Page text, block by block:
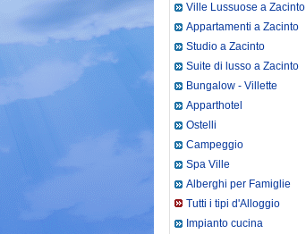
Ville Lussuose a Zacinto
Appartamenti a Zacinto
Studio a Zacinto
Suite di lusso a Zacinto
Bungalow - Villette
Apparthotel
Ostelli
Campeggio
Spa Ville
Alberghi per Famiglie
Tutti i tipi d'Alloggio
Impianto cucina